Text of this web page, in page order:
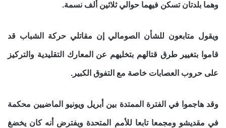
وهما بلدتان تسكن فيهما حوالي ثلاثين ألف نسمة.
ويقول متابعون للشأن الصومالي إن مقاتلي حركة الشباب قد
قاموا بتغيير طرق قتالهم بتخليهم عن المعارك التقليدية والتركيز
على حروب العصابات خاصة مع التفوق الكبير.
وقد هاجموا في الفترة الممتدة بين أبريل ويونيو الماضيين محكمة
في مقديشو ومجمعا تابعا للأمم المتحدة ويفترض أنه كان يخضغ